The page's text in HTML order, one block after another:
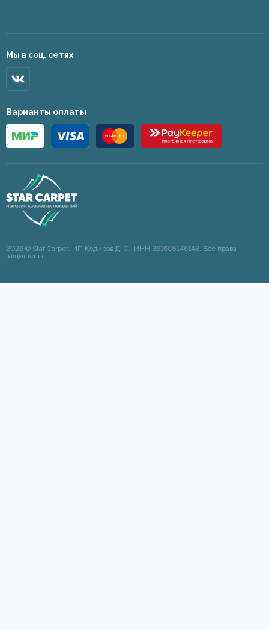
Мы в соц. сетях
Варианты оплаты
2026 © Star Carpet. ИП Кодиров Д. О., ИНН 361605146148. Все права
защищены.